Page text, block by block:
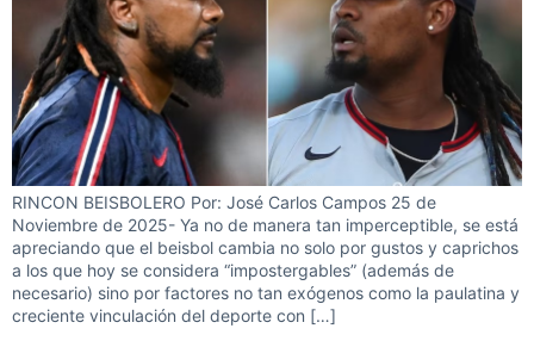
RINCON BEISBOLERO Por: José Carlos Campos 25 de
Noviembre de 2025- Ya no de manera tan imperceptible, se está
apreciando que el beisbol cambia no solo por gustos y caprichos
a los que hoy se considera “impostergables” (además de
necesario) sino por factores no tan exógenos como la paulatina y
creciente vinculación del deporte con […]